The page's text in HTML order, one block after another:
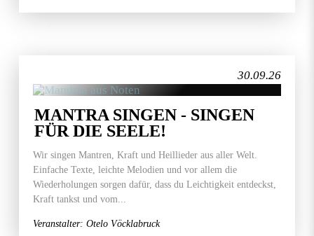
30.09.26
MANTRA SINGEN - SINGEN
FÜR DIE SEELE!
Wir singen Mantren, Kraft und Heillieder aus aller Welt.
Einfache Texte, leichte Melodien und vor allem die
Wiederholungen sorgen dafür, dass du Leichtigkeit entdeckst,
Kraft tankst und vom...
Veranstalter: Otelo Vöcklabruck